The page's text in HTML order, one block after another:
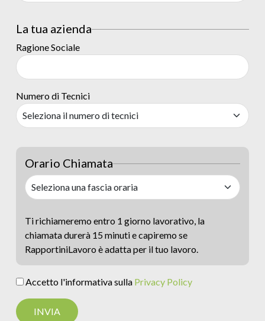
La tua azienda
Ragione Sociale
Numero di Tecnici
Orario Chiamata
Ti richiameremo entro 1 giorno lavorativo, la
chiamata durerà 15 minuti e capiremo se
RapportiniLavoro è adatta per il tuo lavoro.
Accetto l'informativa sulla Privacy Policy